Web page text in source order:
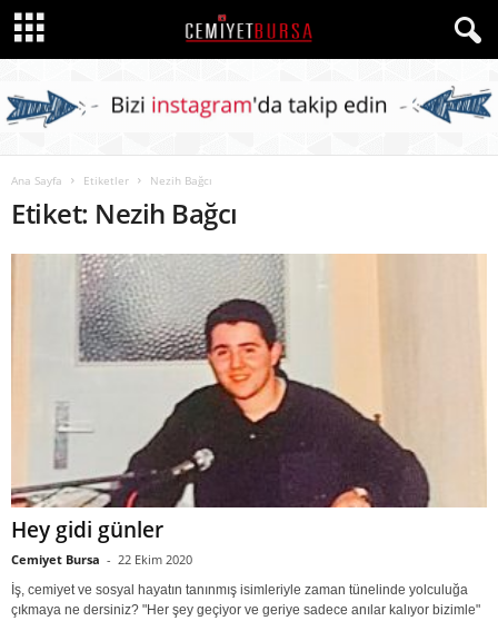
Ana Sayfa Etiketler Nezih Bağcı
Etiket: Nezih Bağcı
Hey gidi günler
Cemiyet Bursa - 22 Ekim 2020
İş, cemiyet ve sosyal hayatın tanınmış isimleriyle zaman tünelinde yolculuğa
çıkmaya ne dersiniz? "Her şey geçiyor ve geriye sadece anılar kalıyor bizimle"